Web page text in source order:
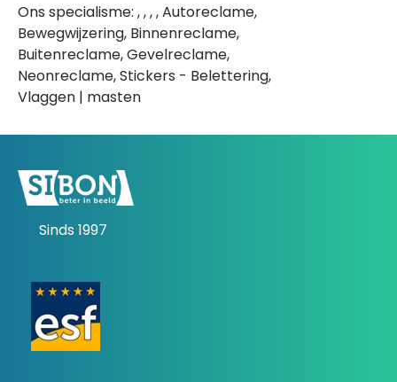
Ons specialisme: , , , , Autoreclame,
Bewegwijzering, Binnenreclame,
Buitenreclame, Gevelreclame,
Neonreclame, Stickers - Belettering,
Vlaggen | masten
Sinds 1997